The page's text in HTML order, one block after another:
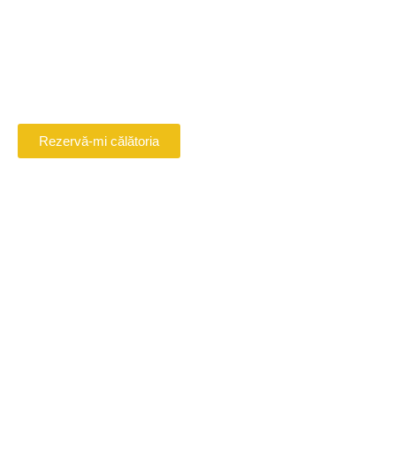
Rezervă-mi călătoria